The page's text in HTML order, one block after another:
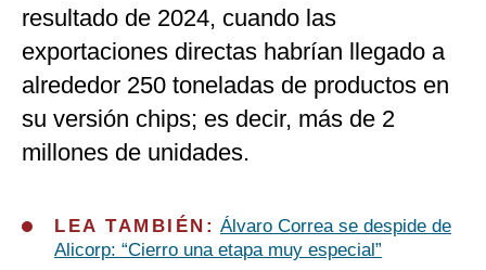
resultado de 2024, cuando las
exportaciones directas habrían llegado a
alrededor 250 toneladas de productos en
su versión chips; es decir, más de 2
millones de unidades.
LEA TAMBIÉN: Álvaro Correa se despide de
Alicorp: “Cierro una etapa muy especial”